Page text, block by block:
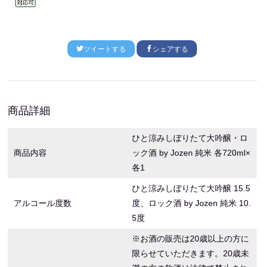
ツイートする シェアする
商品詳細
商品内容
ひと涼みしぼりたて大吟醸・ロ
ック酒 by Jozen 純米 各720ml×
各1
アルコール度数
ひと涼みしぼりたて大吟醸 15.5
度、ロック酒 by Jozen 純米 10.
5度
※お酒の販売は20歳以上の方に
限らせていただきます。20歳未